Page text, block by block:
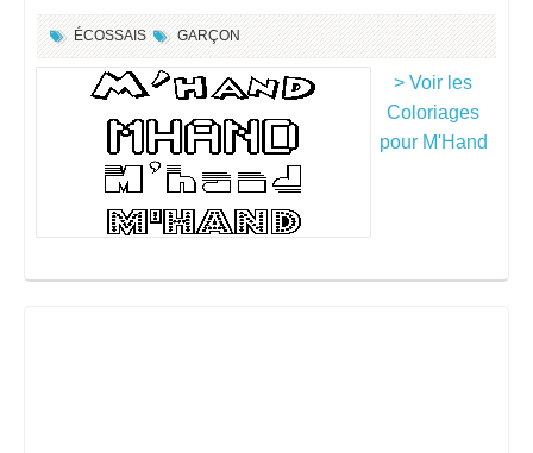
ÉCOSSAIS GARÇON
> Voir les
Coloriages
pour M'Hand